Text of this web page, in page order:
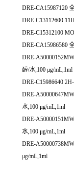
DRE-CA15987120
DRE-C13112600
DRE-C15312100
DRE-CA15986580
DRE-
醇/水,100 μg/mL,1ml
DRE-C15986640
DRE-
水,100 μg/mL,1ml
DRE-
水,100 μg/mL,1ml
DRE-
μg/mL,1ml